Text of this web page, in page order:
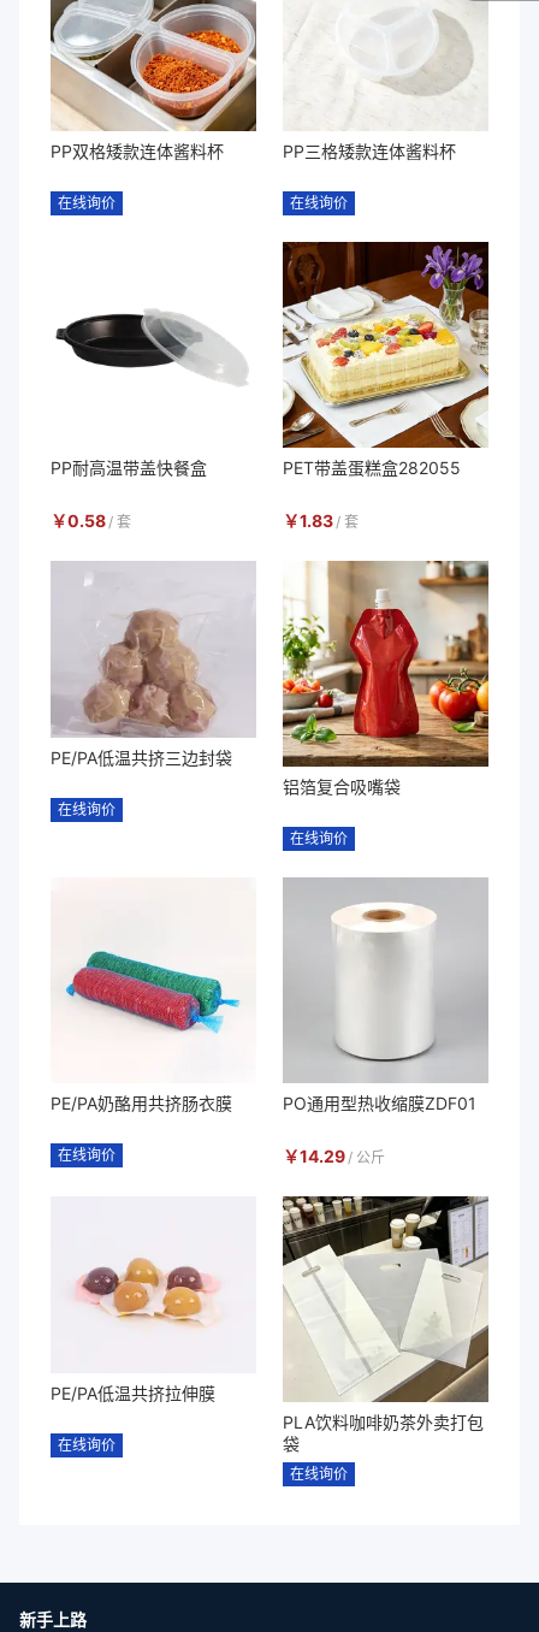
PP双格矮款连体酱料杯
在线询价
PP三格矮款连体酱料杯
在线询价
PP耐高温带盖快餐盒
￥0.58/ 套
PET带盖蛋糕盒282055
￥1.83/ 套
PE/PA低温共挤三边封袋
在线询价
铝箔复合吸嘴袋
在线询价
PE/PA奶酪用共挤肠衣膜
在线询价
PO通用型热收缩膜ZDF01
￥14.29/ 公斤
PE/PA低温共挤拉伸膜
在线询价
PLA饮料咖啡奶茶外卖打包
袋
在线询价
新手上路